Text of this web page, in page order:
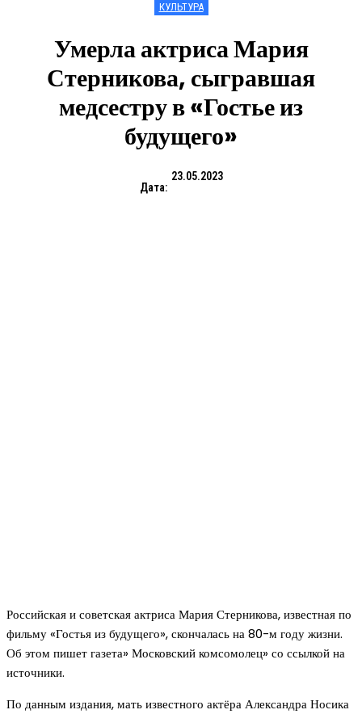
КУЛЬТУРА
Умерла актриса Мария
Стерникова, сыгравшая
медсестру в «Гостье из
будущего»
Дата:
23.05.2023
Российская и советская актриса Мария Стерникова, известная по
фильму «Гостья из будущего», скончалась на 80-м году жизни.
Об этом пишет газета» Московский комсомолец» со ссылкой на
источники.
По данным издания, мать известного актёра Александра Носика